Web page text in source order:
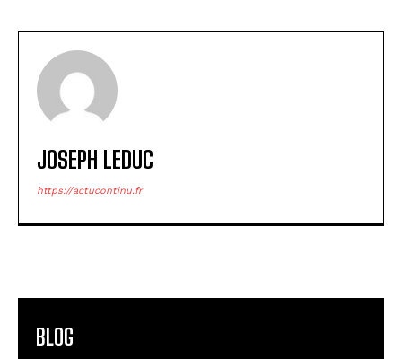
JOSEPH LEDUC
https://actucontinu.fr
BLOG